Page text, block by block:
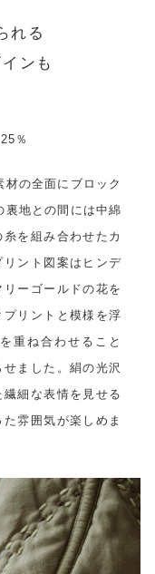
れる
ンも
％
の全面にブロック
裏地との間には中綿
を組み合わせたカ
ント図案はヒンデ
ーゴールドの花を
リントと模様を浮
重ね合わせること
ました。絹の光沢
細な表情を見せる
雰囲気が楽しめま